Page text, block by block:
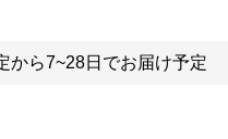
から7~28日でお届け予定